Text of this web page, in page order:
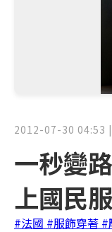
2012-07-30 04:53 |
一秒變
上國民
#法國 #服飾穿著 #